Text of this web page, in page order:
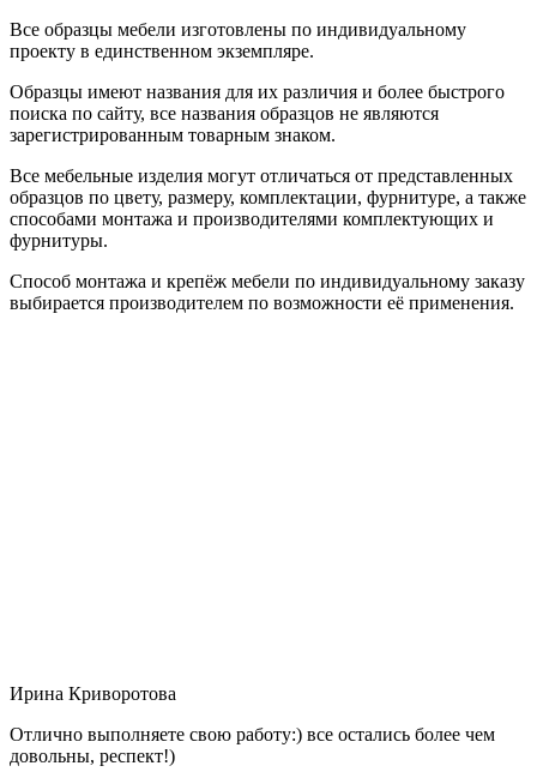
Все образцы мебели изготовлены по индивидуальному
проекту в единственном экземпляре.
Образцы имеют названия для их различия и более быстрого
поиска по сайту, все названия образцов не являются
зарегистрированным товарным знаком.
Все мебельные изделия могут отличаться от представленных
образцов по цвету, размеру, комплектации, фурнитуре, а также
способами монтажа и производителями комплектующих и
фурнитуры.
Способ монтажа и крепёж мебели по индивидуальному заказу
выбирается производителем по возможности её применения.
Ирина Криворотова
Отлично выполняете свою работу:) все остались более чем
довольны, респект!)